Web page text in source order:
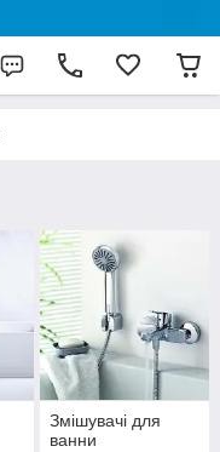
Змішувачі для
ванни